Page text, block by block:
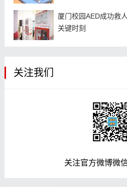
厦门校园AED成功救
关键时刻
关注我们
关注官方微博微